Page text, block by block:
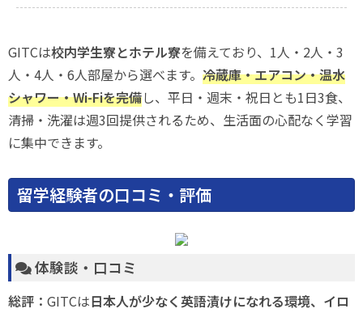
GITCは校内学生寮とホテル寮を備えており、1人・2人・3
人・4人・6人部屋から選べます。 冷蔵庫・エアコン・温水
シャワー・Wi-Fiを完備し、平日・週末・祝日とも1日3食、
清掃・洗濯は週3回提供されるため、生活面の心配なく学習
に集中できます。
留学経験者の口コミ・評価
体験談・口コミ
総評： GITCは日本人が少なく英語漬けになれる環境、イロ